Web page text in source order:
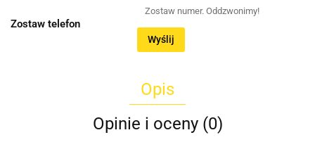
Zostaw telefon
Wyślij
Opis
Opinie i oceny (0)